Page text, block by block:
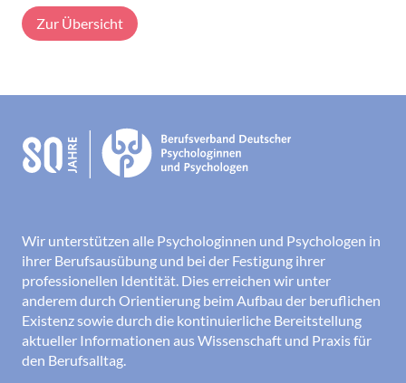
Zur Übersicht
Wir unterstützen alle Psychologinnen und Psychologen in
ihrer Berufsausübung und bei der Festigung ihrer
professionellen Identität. Dies erreichen wir unter
anderem durch Orientierung beim Aufbau der beruflichen
Existenz sowie durch die kontinuierliche Bereitstellung
aktueller Informationen aus Wissenschaft und Praxis für
den Berufsalltag.